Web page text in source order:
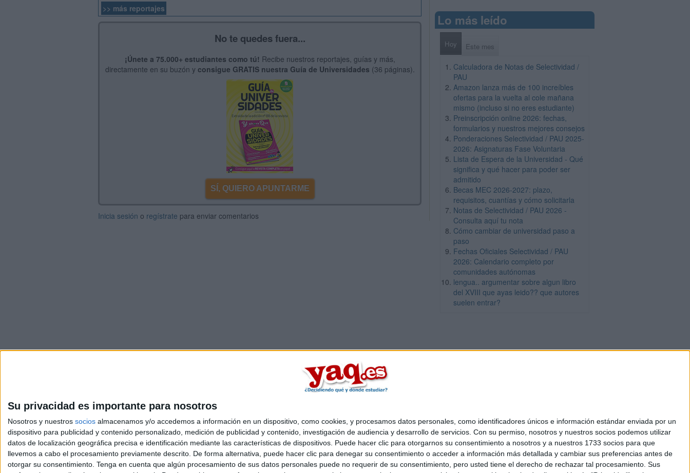
Su privacidad es importante para nosotros
Nosotros y nuestros socios almacenamos y/o accedemos a información en un dispositivo, como cookies, y procesamos datos personales, como identificadores únicos e información estándar enviada por un
dispositivo para publicidad y contenido personalizado, medición de publicidad y contenido, investigación de audiencia y desarrollo de servicios. Con su permiso, nosotros y nuestros socios podemos utilizar
datos de localización geográfica precisa e identificación mediante las características de dispositivos. Puede hacer clic para otorgarnos su consentimiento a nosotros y a nuestros 1733 socios para que
llevemos a cabo el procesamiento previamente descrito. De forma alternativa, puede hacer clic para denegar su consentimiento o acceder a información más detallada y cambiar sus preferencias antes de
otorgar su consentimiento. Tenga en cuenta que algún procesamiento de sus datos personales puede no requerir de su consentimiento, pero usted tiene el derecho de rechazar tal procesamiento. Sus
>> más reportajes
No te quedes fuera...
¡Únete a 75.000+ estudiantes como tú! Recibe nuestros reportajes, guías y más,
directamente en su buzón y consigue GRATIS nuestra Guía de Universidades (36 páginas).
SÍ, QUIERO APUNTARME
Inicia sesión o regístrate para enviar comentarios
Lo más leído
Hoy Este mes
Calculadora de Notas de Selectividad /
PAU
Amazon lanza más de 100 increíbles
ofertas para la vuelta al cole mañana
mismo (incluso si no eres estudiante)
Preinscripción online 2026: fechas,
formularios y nuestros mejores consejos
Ponderaciones Selectividad / PAU 2025-
2026: Asignaturas Fase Voluntaria
Lista de Espera de la Universidad - Qué
significa y qué hacer para poder ser
admitido
Becas MEC 2026-2027: plazo,
requisitos, cuantías y cómo solicitarla
Notas de Selectividad / PAU 2026 -
Consulta aquí tu nota
Cómo cambiar de universidad paso a
paso
Fechas Oficiales Selectividad / PAU
2026: Calendario completo por
comunidades autónomas
lengua.. argumentar sobre algun libro
del XVIII que ayas leido?? que autores
suelen entrar?
Quiénes somos|Contactar|Anúnciate
Aviso legal|Politica de privacidad|Condiciones generales|Política de cookies
© 2003-2026Compás Mediterráneo S.L.- Diego de León 47 - 28006 Madrid [ESPAÑA] - Tel. +34 91 593 2767